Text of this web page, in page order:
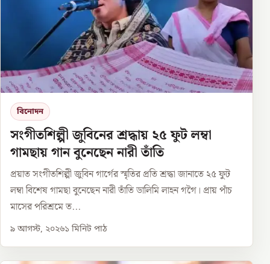
বিনোদন
সংগীতশিল্পী জুবিনের শ্রদ্ধায় ২৫ ফুট লম্বা
গামছায় গান বুনেছেন নারী তাঁতি
প্রয়াত সংগীতশিল্পী জুবিন গার্গের স্মৃতির প্রতি শ্রদ্ধা জানাতে ২৫ ফুট
লম্বা বিশেষ গামছা বুনেছেন নারী তাঁতি ডালিমি লাহন গগৈ। প্রায় পাঁচ
মাসের পরিশ্রমে ত...
৯ আগস্ট, ২০২৬১ মিনিট পাঠ